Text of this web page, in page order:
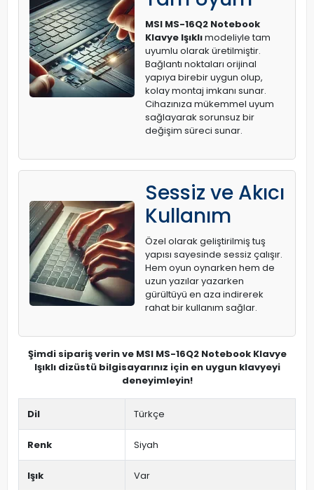
MSI MS-16Q2 Notebook
Klavye Işıklımodeliyle tam
uyumlu olarak üretilmiştir.
Bağlantı noktaları orijinal
yapıya birebir uygun olup,
kolay montaj imkanı sunar.
Cihazınıza mükemmel uyum
sağlayarak sorunsuz bir
değişim süreci sunar.
Sessiz ve Akıcı
Kullanım
Özel olarak geliştirilmiş tuş
yapısı sayesinde sessiz çalışır.
Hem oyun oynarken hem de
uzun yazılar yazarken
gürültüyü en aza indirerek
rahat bir kullanım sağlar.
Şimdi sipariş verin ve MSI MS-16Q2 Notebook Klavye
Işıklı dizüstü bilgisayarınız için en uygun klavyeyi
deneyimleyin!
Dil Türkçe
Renk Siyah
Işık Var